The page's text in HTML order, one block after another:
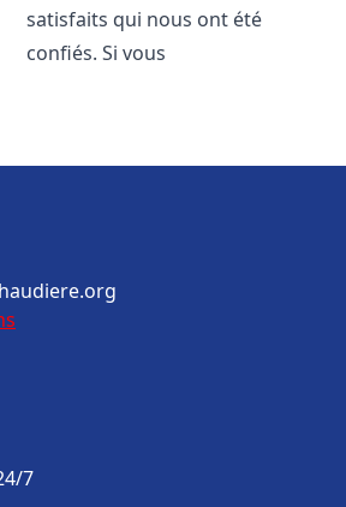
satisfaits qui nous ont été
confiés. Si vous
7